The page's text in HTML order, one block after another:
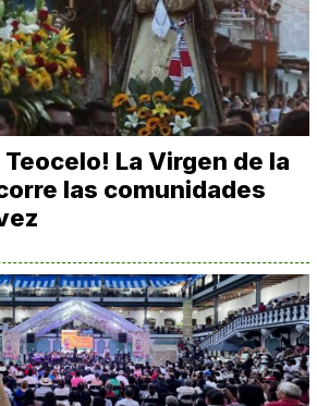
Teocelo! La Virgen de la
las comunidades